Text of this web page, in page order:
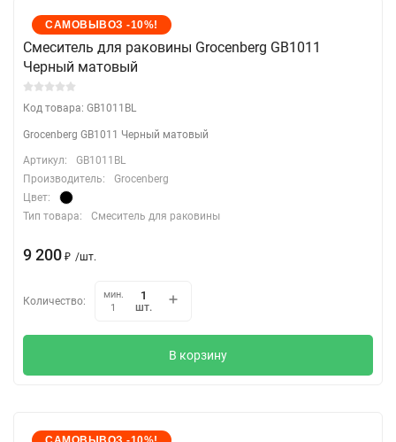
САМОВЫВОЗ -10%!
Cмеситель для раковины Grocenberg GB1011
Черный матовый
Код товара: GB1011BL
Grocenberg GB1011 Черный матовый
Артикул:
GB1011BL
Производитель:
Grocenberg
Цвет:
Тип товара:
Смеситель для раковины
9 200 ₽ /шт.
Количество:
мин.
1
шт.
В корзину